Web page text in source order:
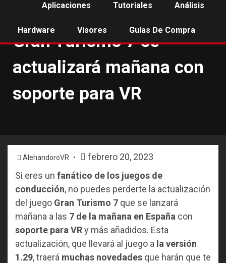
Aplicaciones Tutoriales Análisis
Hardware Visores Guías De Compra
Gran Turismo 7 se
actualizará mañana con
soporte para VR
AlehandoroVR
febrero 20, 2023
Si eres un fanático de los juegos de
conducción, no puedes perderte la actualización
del juego Gran Turismo 7 que se lanzará
mañana a las 7 de la mañana en España con
soporte para VRy más añadidos. Esta
actualización, que llevará al juego a la versión
1.29, traerá muchas novedades que harán que te